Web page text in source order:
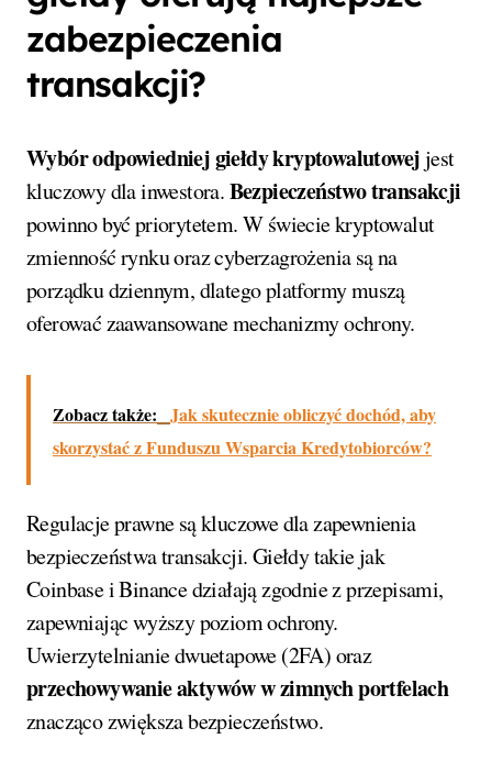
zabezpieczenia
transakcji?
Wybór odpowiedniej giełdy kryptowalutowejjest
kluczowy dla inwestora.Bezpieczeństwo transakcji
powinno być priorytetem. W świecie kryptowalut
zmienność rynku oraz cyberzagrożenia są na
porządku dziennym, dlatego platformy muszą
oferować zaawansowane mechanizmy ochrony.
Zobacz także: Jak skutecznie obliczyć dochód, aby
skorzystać z Funduszu Wsparcia Kredytobiorców?
Regulacje prawne są kluczowe dla zapewnienia
bezpieczeństwa transakcji. Giełdy takie jak
Coinbase i Binance działają zgodnie z przepisami,
zapewniając wyższy poziom ochrony.
Uwierzytelnianie dwuetapowe (2FA) oraz
przechowywanie aktywów w zimnych portfelach
znacząco zwiększa bezpieczeństwo.